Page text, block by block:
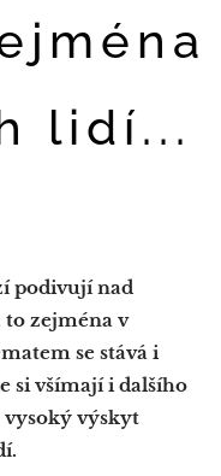
lidí...
podivují nad
zejména v
se stává i
si všímají i dalšího
výskyt